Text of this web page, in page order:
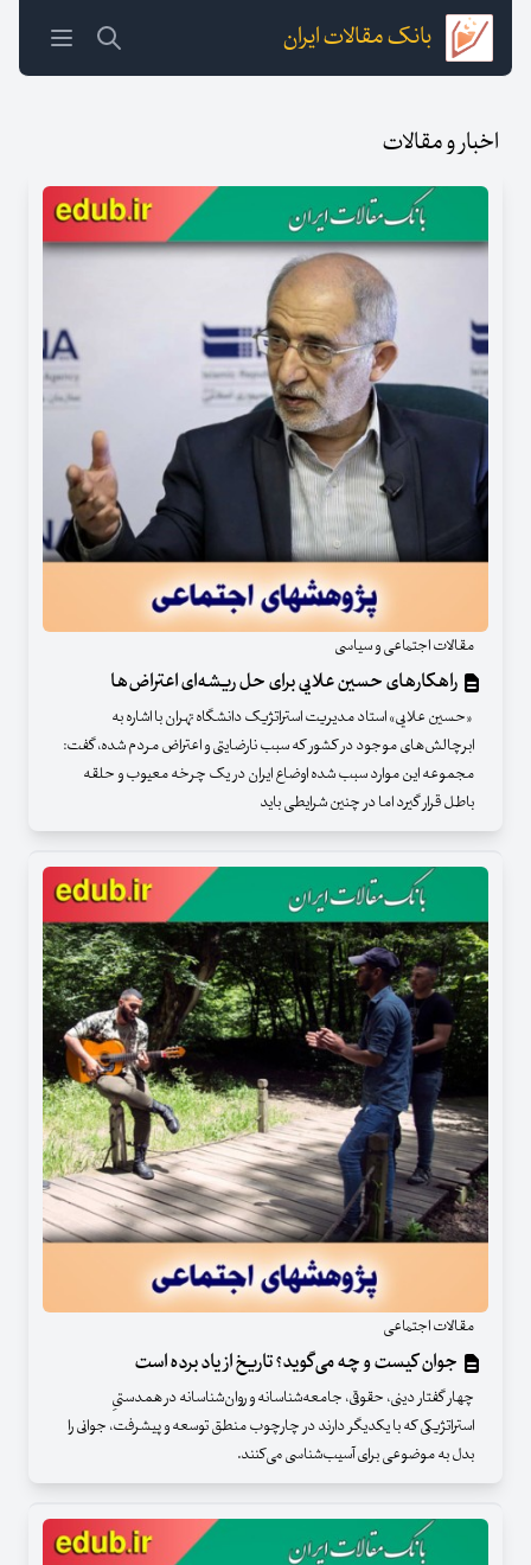
بانک مقالات ایران
اخبار و مقالات
مقالات اجتماعی و سیاسی
راهکارهای حسین علایی برای حل ریشه‌ای اعتراض‌ها
«حسین علایی» استاد مدیریت استراتژیک دانشگاه تهران با اشاره به
ابرچالش‌های موجود در کشور که سبب نارضایتی و اعتراض مردم شده، گفت:
مجموعه این موارد سبب شده اوضاع ایران در یک چرخه معیوب و حلقه
باطل قرار گیرد اما در چنین شرایطی باید
مقالات اجتماعی
جوان کیست و چه می‌گوید؟ تاریخ از یاد برده است
چهار گفتار دینی، حقوقی، جامعه‌شناسانه و روان‌شناسانه در همدستیِ
استراتژیکی که با یکدیگر دارند در چارچوب منطق توسعه و پیشرفت، جوانی را
بدل به موضوعی برای آسیب‌شناسی می‌کنند.